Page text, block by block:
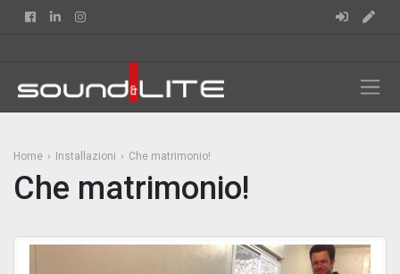
FacebookLinkedin
Home Installazioni Che matrimonio!
Che matrimonio!